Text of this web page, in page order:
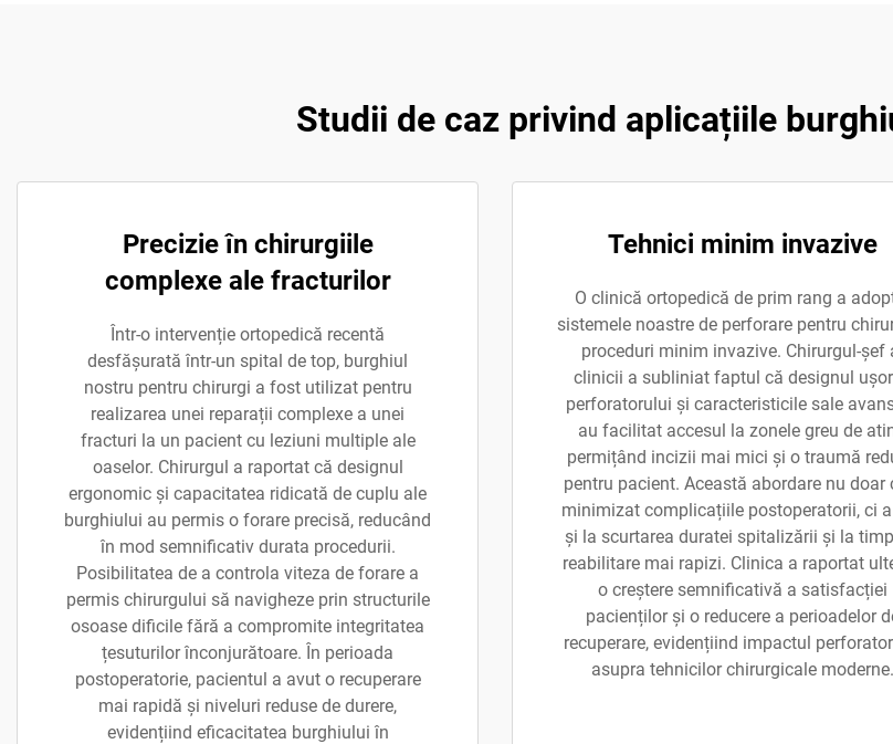
Studii de caz privind aplicațiile
Precizie în chirurgiile
complexe ale fracturilor
Într-o intervenție ortopedică recentă
desfășurată într-un spital de top, burghiul
nostru pentru chirurgi a fost utilizat pentru
realizarea unei reparații complexe a unei
fracturi la un pacient cu leziuni multiple ale
oaselor. Chirurgul a raportat că designul
ergonomic și capacitatea ridicată de cuplu ale
burghiului au permis o forare precisă, reducând
în mod semnificativ durata procedurii.
Posibilitatea de a controla viteza de forare a
permis chirurgului să navigheze prin structurile
osoase dificile fără a compromite integritatea
țesuturilor înconjurătoare. În perioada
postoperatorie, pacientul a avut o recuperare
mai rapidă și niveluri reduse de durere,
evidențiind eficacitatea burghiului în
Tehnici minim invazive
O clinică ortopedică de prim rang a
sistemele noastre de perforare pentru
proceduri minim invazive. Chirurgul-șef
clinicii a subliniat faptul că designul
perforatorului și caracteristicile sale
au facilitat accesul la zonele greu de
permițând incizii mai mici și o traumă
pentru pacient. Această abordare nu doar
minimizat complicațiile postoperatorii, ci
și la scurtarea duratei spitalizării și la
reabilitare mai rapizi. Clinica a raportat
o creștere semnificativă a satisfacției
pacienților și o reducere a perioadelor
recuperare, evidențiind impactul
asupra tehnicilor chirurgicale moderne.